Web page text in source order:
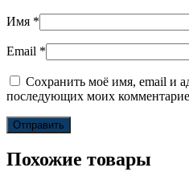
Имя *
Email *
Сохранить моё имя, email и
последующих моих
Похожие товары